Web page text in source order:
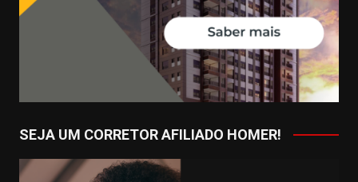
SEJA UM CORRETOR AFILIADO HOMER!